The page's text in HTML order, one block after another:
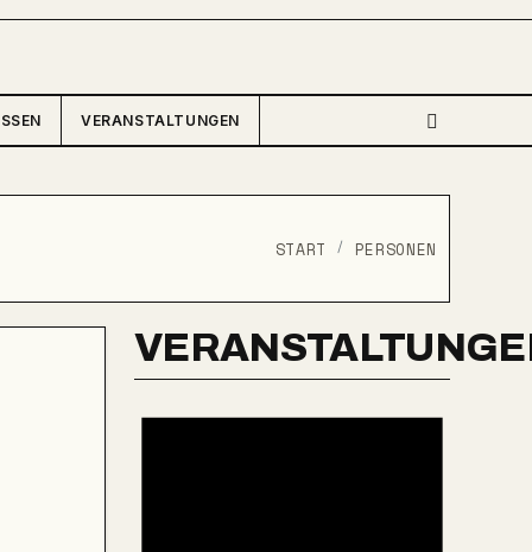
VERANSTALTUNGEN
START PERSONEN